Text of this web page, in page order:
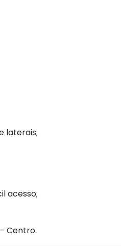
laterais;
acesso;
Centro.